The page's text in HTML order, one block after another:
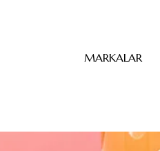
MARKALAR